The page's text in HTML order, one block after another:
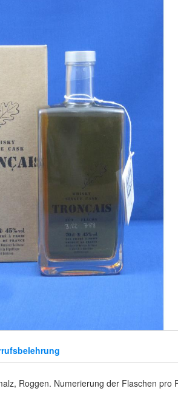
Roggen. Numerierung der Flaschen pro